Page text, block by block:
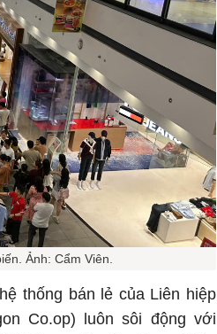
Ảnh: Cẩm Viên.
thống bán lẻ của Liên hiệp
Co.op) luôn sôi động với